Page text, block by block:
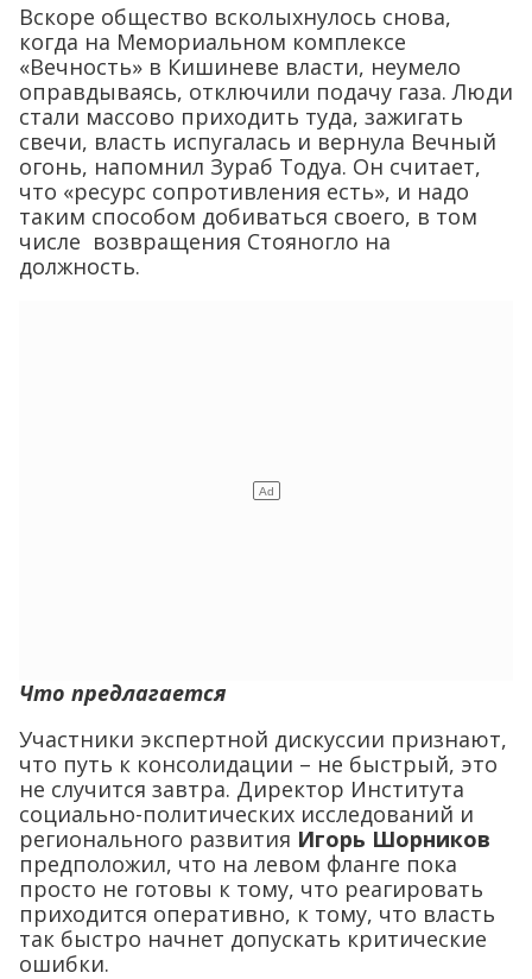
Вскоре общество всколыхнулось снова,
когда на Мемориальном комплексе
«Вечность» в Кишиневе власти, неумело
оправдываясь, отключили подачу газа. Люди
стали массово приходить туда, зажигать
свечи, власть испугалась и вернула Вечный
огонь, напомнил Зураб Тодуа. Он считает,
что «ресурс сопротивления есть», и надо
таким способом добиваться своего, в том
числе возвращения Стояногло на
должность.
Что предлагается
Участники экспертной дискуссии признают,
что путь к консолидации – не быстрый, это
не случится завтра. Директор Института
социально-политических исследований и
регионального развития Игорь Шорников
предположил, что на левом фланге пока
просто не готовы к тому, что реагировать
приходится оперативно, к тому, что власть
так быстро начнет допускать критические
ошибки.